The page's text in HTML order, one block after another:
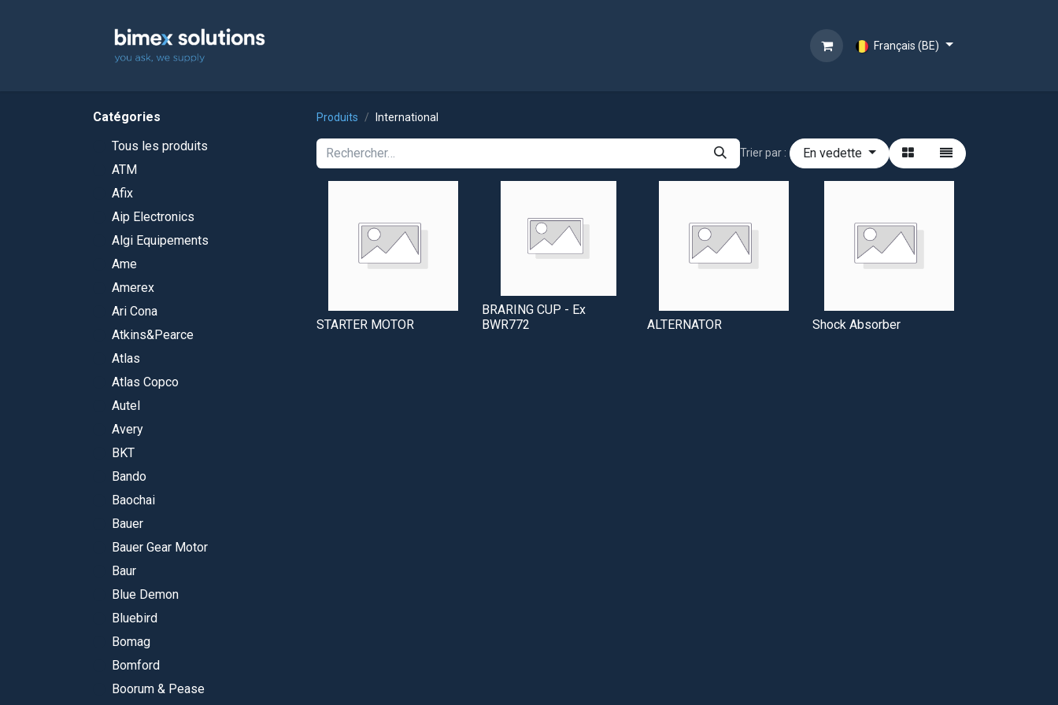
Français (BE)
Catégories
Tous les produits
ATM
Afix
Aip Electronics
Algi Equipements
Ame
Amerex
Ari Cona
Atkins&Pearce
Atlas
Atlas Copco
Autel
Avery
BKT
Bando
Baochai
Bauer
Bauer Gear Motor
Baur
Blue Demon
Bluebird
Bomag
Bomford
Boorum & Pease
Produits International
Trier par : En vedette
STARTER MOTOR
BRARING CUP - Ex
BWR772
ALTERNATOR Shock Absorber